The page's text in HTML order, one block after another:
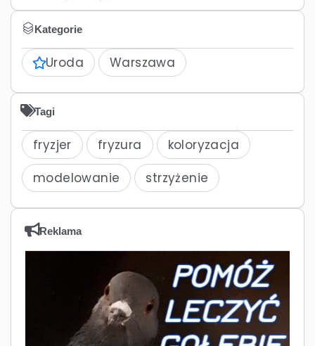
Kategorie
Uroda Warszawa
Tagi
fryzjer fryzura
koloryzacja
modelowanie
strzyżenie
Reklama